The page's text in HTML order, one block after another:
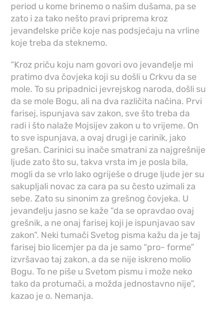
period u kome brinemo o našim dušama, pa se
zato i za tako nešto pravi priprema kroz
jevanđelske priče koje nas podsjećaju na vrline
koje treba da steknemo.
“Kroz priču koju nam govori ovo jevanđelje mi
pratimo dva čovjeka koji su došli u Crkvu da se
mole. To su pripadnici jevrejskog naroda, došli su
da se mole Bogu, ali na dva različita načina. Prvi
farisej, ispunjava sav zakon, sve što treba da
radi i što nalaže Mojsijev zakon u to vrijeme. On
to sve ispunjava, a ovaj drugi je carinik, jako
grešan. Carinici su inače smatrani za najgrešnije
ljude zato što su, takva vrsta im je posla bila,
mogli da se vrlo lako ogriješe o druge ljude jer su
sakupljali novac za cara pa su često uzimali za
sebe. Zato su sinonim za grešnog čovjeka. U
jevanđelju jasno se kaže “da se opravdao ovaj
grešnik, a ne onaj farisej koji je ispunjavao sav
zakon”. Neki tumači Svetog pisma kažu da je taj
farisej bio licemjer pa da je samo “pro- forme”
izvršavao taj zakon, a da se nije iskreno molio
Bogu. To ne piše u Svetom pismu i može neko
tako da protumači, a možda jednostavno nije”,
kazao je o. Nemanja.